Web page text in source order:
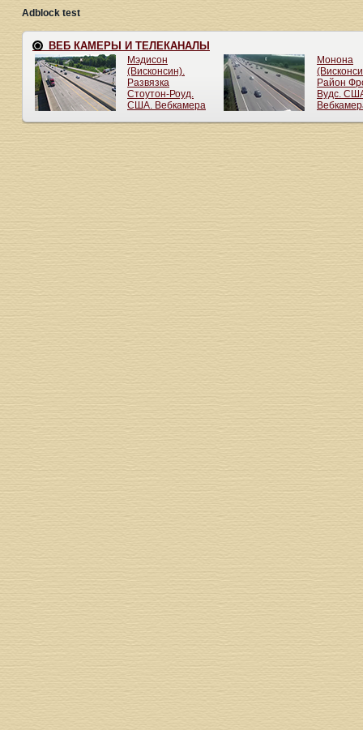
Adblock test